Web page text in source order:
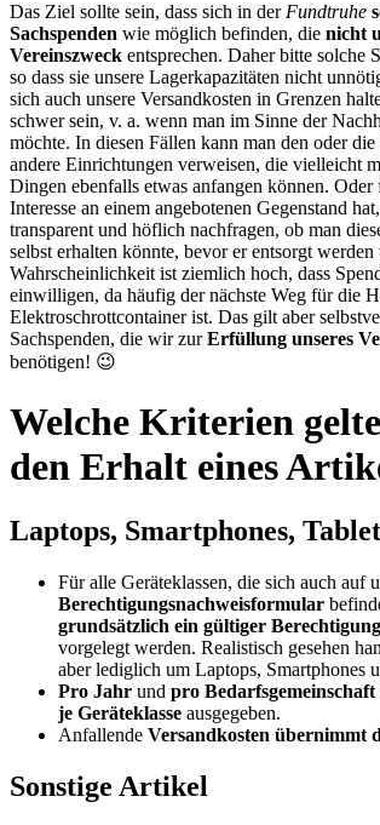
Das Ziel sollte sein, dass sich in der Fundtruhe
Sachspenden wie möglich befinden, die nicht
Vereinszweck entsprechen. Daher bitte solche
so dass sie unsere Lagerkapazitäten nicht
sich auch unsere Versandkosten in Grenzen
schwer sein, v. a. wenn man im Sinne der
möchte. In diesen Fällen kann man den oder
andere Einrichtungen verweisen, die vielleicht
Dingen ebenfalls etwas anfangen können. Oder
Interesse an einem angebotenen Gegenstand
transparent und höflich nachfragen, ob man
selbst erhalten könnte, bevor er entsorgt
Wahrscheinlichkeit ist ziemlich hoch, dass
einwilligen, da häufig der nächste Weg für die
Elektroschrottcontainer ist. Das gilt aber
Sachspenden, die wir zurErfüllung unseres
benötigen! 😉
Welche Kriterien
den Erhalt eines
Laptops, Smartphones,
Für alle Geräteklassen, die sich auch auf
Berechtigungsnachweisformular
grundsätzlich ein gültiger
vorgelegt werden. Realistisch gesehen
aber lediglich um Laptops, Smartphones
Pro Jahr und pro Bedarfsgemeinschaft
je Geräteklasse ausgegeben.
Anfallende Versandkosten übernimmt
Sonstige Artikel